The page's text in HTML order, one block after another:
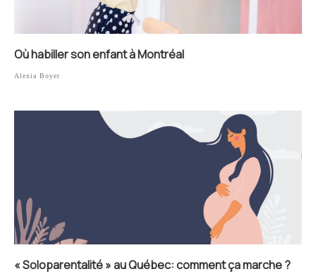
Où habiller son enfant à Montréal
Alexia Boyer
« Soloparentalité » au Québec: comment ça marche ?